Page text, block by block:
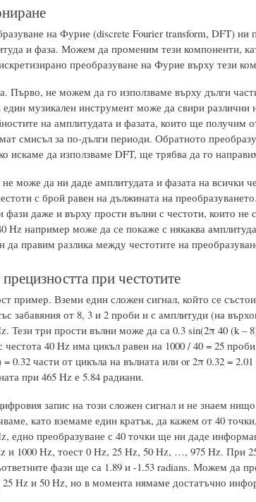
на Фурие (discrete Fourier transform, DFT)
и фаза. Можем да променим тези компоненти,
преобразуване на Фурие върху тези
Първо, не можем да го използваме върху дълги
музикален инструмент може да свири
на амплитудата и фазата, които ще получим
смисъл за по-дълги периоди. Обратното
искаме да използваме DFT, ще трябва да го
може да ни даде амплитудата и фазата на всички
с брой равен на дължината на
даже и върху прости вълни с честоти, които не
Hz например може да се покаже с някаква
правим разлика между честотите на
при честотите
пример. Вземи един сложен сигнал, който се
забавяния от 8, 3 и 2 проби и с амплитуди (на
Тези три прости вълни може да са 0.3 sin(2π 40 (k –
честота 40 Hz има цикъл равен на 1000 / 40 = 25
= 0.32 части от цикъла на вълната или or 2π 0.32 =
при 465 Hz е 5.84 радиани.
запис на този сложен сигнал и не знаем
като вземаме един кратък, да кажем от 40
едно преобразуване с 40 точки ще ни даде
и 1000 Hz, тоест 0 Hz, 25 Hz, 50 Hz, …, 975 Hz. При
фази ще са 1.89 и -1.53 radians. Можем да
Hz и 50 Hz, но в момента нямаме достатъчно